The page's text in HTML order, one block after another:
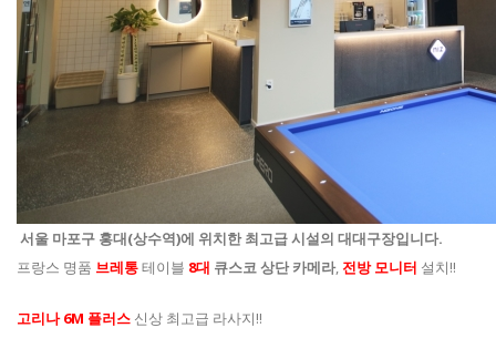
서울 마포구 홍대(상수역)에 위치한 최고급 시설의 대대구장입니다.
프랑스 명품 브레통테이블 8대 큐스코 상단 카메라, 전방 모니터 설치!!
고리나 6M 플러스 신상 최고급 라사지!!